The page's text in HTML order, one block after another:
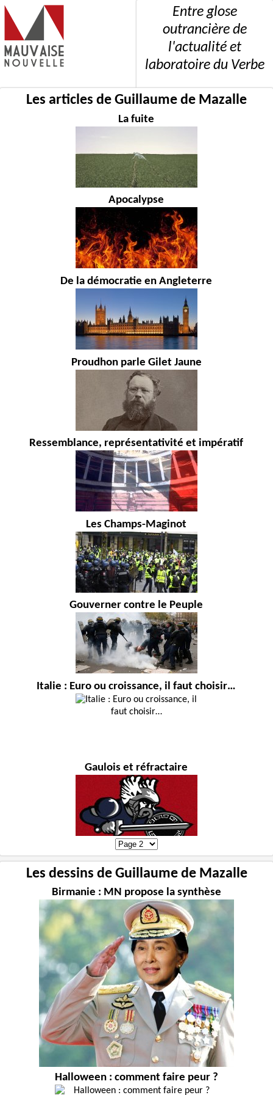
Entre glose
outrancière de
l'actualité et
laboratoire du Verbe
Les articles de Guillaume de Mazalle
La fuite
Apocalypse
De la démocratie en Angleterre
Proudhon parle Gilet Jaune
Ressemblance, représentativité et impératif
Les Champs-Maginot
Gouverner contre le Peuple
Italie : Euro ou croissance, il faut choisir…
Gaulois et réfractaire
Les dessins de Guillaume de Mazalle
Birmanie : MN propose la synthèse
Halloween : comment faire peur ?